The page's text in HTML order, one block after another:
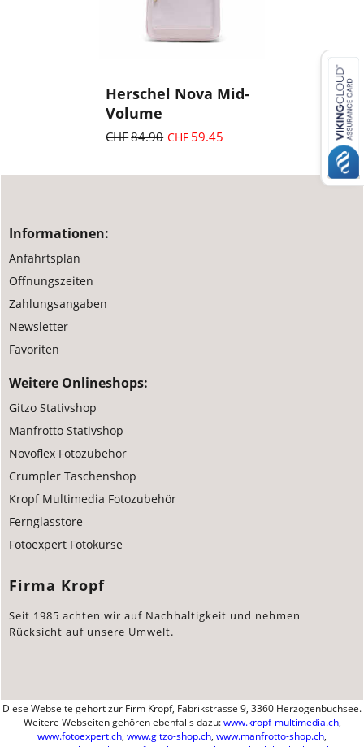
Herschel Nova Mid-
Volume
CHF84.90 CHF 59.45
zzgl. Versand
Informationen:
Anfahrtsplan
Öffnungszeiten
Zahlungsangaben
Newsletter
Favoriten
Weitere Onlineshops:
Gitzo Stativshop
Manfrotto Stativshop
Novoflex Fotozubehör
Crumpler Taschenshop
Kropf Multimedia Fotozubehör
Fernglasstore
Fotoexpert Fotokurse
Firma Kropf
Seit 1985 achten wir auf Nachhaltigkeit und nehmen
Rücksicht auf unsere Umwelt.
Diese Webseite gehört zur Firm Kropf, Fabrikstrasse 9, 3360 Herzogenbuchsee.
Weitere Webseiten gehören ebenfalls dazu:www.kropf-multimedia.ch,
www.fotoexpert.ch, www.gitzo-shop.ch, www.manfrotto-shop.ch,